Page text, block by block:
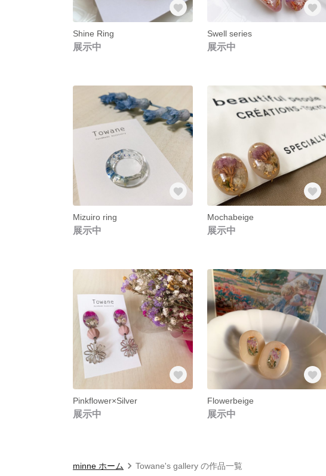
Shine Ring
展示中
Swell series
展示中
Mizuiro ring
展示中
Mochabeige
展示中
Pinkflower×Silver
展示中
Flowerbeige
展示中
minne ホーム Towane's gallery の作品一覧